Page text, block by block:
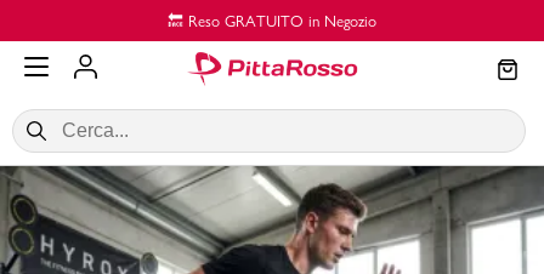
Vai al contenuto principale🔙 Reso GRATUITO in Negozio